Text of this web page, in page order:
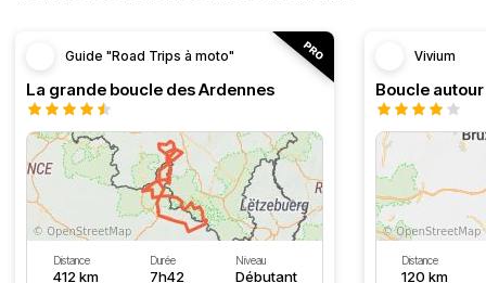
Guide "Road Trips à moto"
La grande boucle des Ardennes
Distance
412 km
Durée
7h42
Niveau
Débutant
Vivium
Distance
120 km